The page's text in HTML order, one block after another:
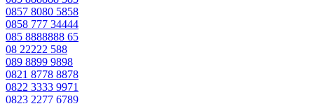
0857 8080 5858
0858 777 34444
085 8888888 65
08 22222 588
089 8899 9898
0821 8778 8878
0822 3333 9971
0823 2277 6789